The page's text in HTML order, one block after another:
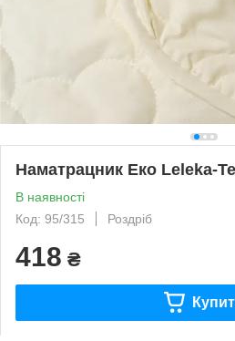
Наматрацник Еко Leleka-
В наявності
Код: 95/315
Роздріб
418 ₴